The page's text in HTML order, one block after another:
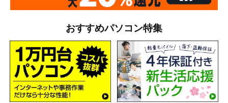
おすすめパソコン特集